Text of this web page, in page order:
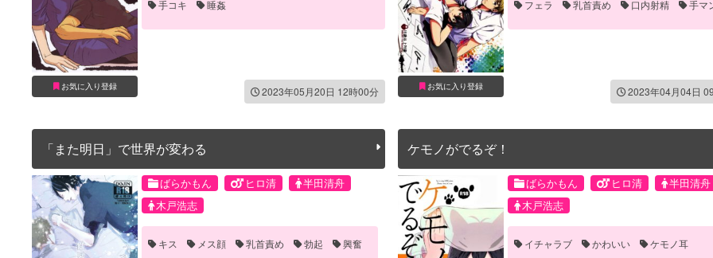
お気に入り登録
手コキ
睡姦
2023年05月20日 12時00分 お気に入り登録
フェラ
乳首責め 口内射精 手マ
2023年04月04日
「また明日」で世界が変わる
ばらかもん ヒロ清
半田清舟
木戸浩志
キス メス顔 乳首責め 勃起 興奮
ケモノがでるぞ！
ばらかもん ヒロ清
半田清舟
木戸浩志
イチャラブ かわいい
ケモノ耳